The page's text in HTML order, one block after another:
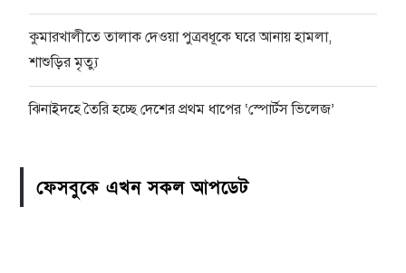
কুমারখালীতে তালাক দেওয়া পুত্রবধূকে ঘরে আনায় হামলা,
শাশুড়ির মৃত্যু
ঝিনাইদহে তৈরি হচ্ছে দেশের প্রথম ধাপের ‘স্পোর্টস ভিলেজ’
ফেসবুকে এখন সকল আপডেট